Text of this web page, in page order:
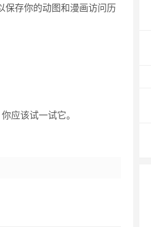
保存你的动图和漫画访问历
应该试一试它。